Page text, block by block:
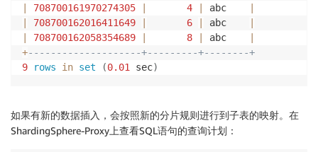
708700161970274305 4 abc
708700162016411649 6 abc
708700162058354689 8 abc
+--------------------+---------+--------+
9
rows in set (0.01 sec)
如果有新的数据插入，会按照新的分片规则进行到子表的映射。在
ShardingSphere-Proxy上查看SQL语句的查询计划：